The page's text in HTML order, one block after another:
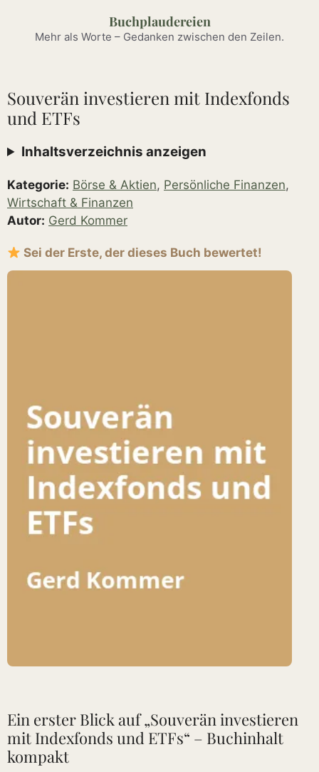
springen
Buchplaudereien
Mehr als Worte – Gedanken zwischen den Zeilen.
Souverän investieren mit Indexfonds
und ETFs
Inhaltsverzeichnis anzeigen
Kategorie: Börse & Aktien, Persönliche Finanzen,
Wirtschaft & Finanzen
Autor: Gerd Kommer
Sei der Erste, der dieses Buch bewertet!
Ein erster Blick auf „Souverän investieren
mit Indexfonds und ETFs“ – Buchinhalt
kompakt